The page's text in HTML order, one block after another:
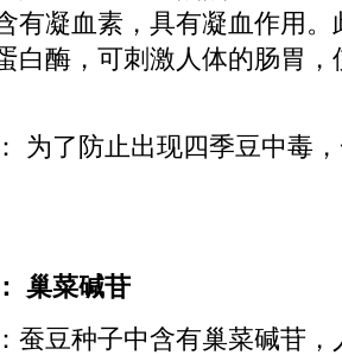
有凝血素，具有凝血作用
白酶，可刺激人体的肠胃
了防止出现四季豆中毒，
巢菜碱苷
豆种子中含有巢菜碱苷，